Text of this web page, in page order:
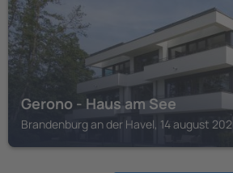
Gerono - Haus am See
Brandenburg an der Havel, 14 august